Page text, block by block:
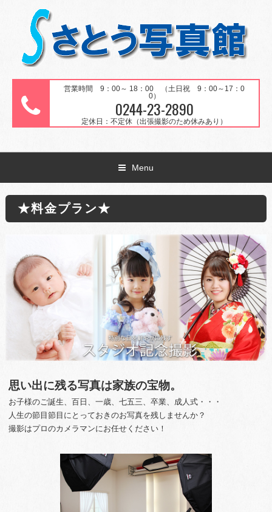
営業時間 9：00～ 18：00 （土日祝 9：00～17：0
0）
0244-23-2890
定休日：不定休（出張撮影のため休みあり）
Menu
★料金プラン★
思い出に残る写真は家族の宝物。
お子様のご誕生、百日、一歳、七五三、卒業、成人式・・・
人生の節目節目にとっておきのお写真を残しませんか？
撮影はプロのカメラマンにお任せください！